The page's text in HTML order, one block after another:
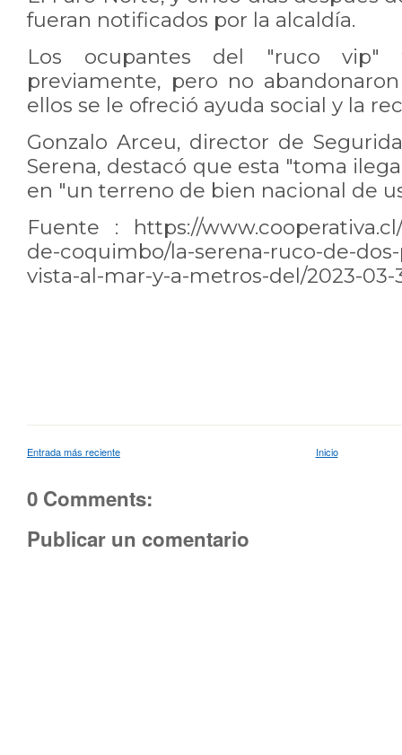
fueran notificados por la alcaldía.
Los ocupantes del "ruco vip"
previamente, pero no
ellos se le ofreció ayuda social y la
Gonzalo Arceu, director de
Serena, destacó que esta "toma
en "un terreno de bien nacional de
Fuente : https://
de-coquimbo/la-serena-ruco-de-
vista-al-mar-y-a-metros-del/2023-03-
Entrada más reciente Inicio
0 Comments:
Publicar un comentario